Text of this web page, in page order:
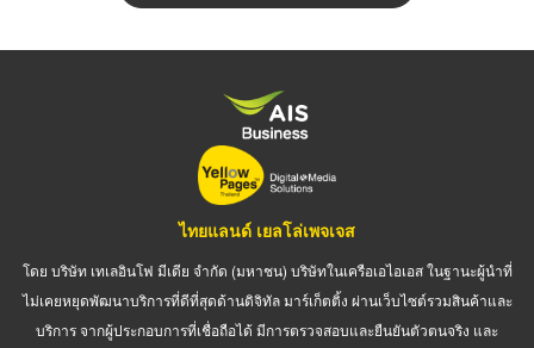
ไทยแลนด์ เยลโล่เพจเจส
โดย บริษัท เทเลอินโฟ มีเดีย จำกัด (มหาชน) บริษัทในเครือเอไอเอส ในฐานะผู้นำที่
ไม่เคยหยุดพัฒนาบริการที่ดีที่สุดด้านดิจิทัล มาร์เก็ตติ้ง ผ่านเว็บไซต์รวมสินค้าและ
บริการ จากผู้ประกอบการที่เชื่อถือได้ มีการตรวจสอบและยืนยันตัวตนจริง และ